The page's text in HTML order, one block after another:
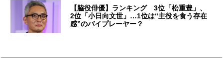
【脇役俳優】ランキング 3位「松重豊」、
2位「小日向文世」…1位は“主役を食う存在
感”のバイプレーヤー？